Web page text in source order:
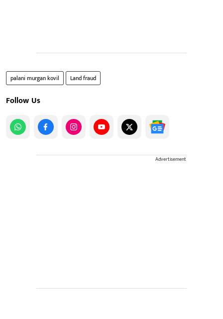
palani murgan kovil Land fraud
Follow Us
Advertisement